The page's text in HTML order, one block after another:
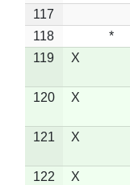
117
118
*
119
X
120 X
121 X
122 X